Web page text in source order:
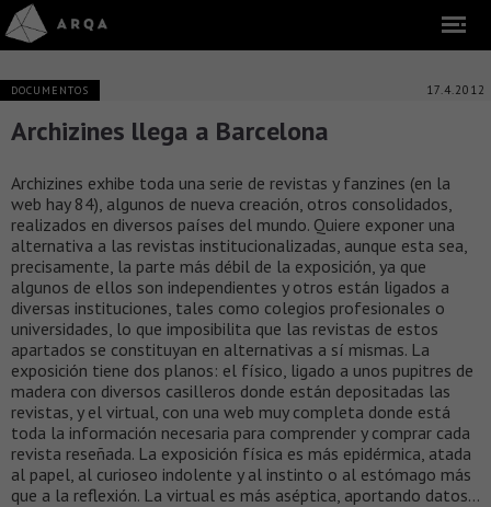
DOCUMENTOS 17.4.2012
Archizines llega a Barcelona
Archizines exhibe toda una serie de revistas y fanzines (en la
web hay 84), algunos de nueva creación, otros consolidados,
realizados en diversos países del mundo. Quiere exponer una
alternativa a las revistas institucionalizadas, aunque esta sea,
precisamente, la parte más débil de la exposición, ya que
algunos de ellos son independientes y otros están ligados a
diversas instituciones, tales como colegios profesionales o
universidades, lo que imposibilita que las revistas de estos
apartados se constituyan en alternativas a sí mismas. La
exposición tiene dos planos: el físico, ligado a unos pupitres de
madera con diversos casilleros donde están depositadas las
revistas, y el virtual, con una web muy completa donde está
toda la información necesaria para comprender y comprar cada
revista reseñada. La exposición física es más epidérmica, atada
al papel, al curioseo indolente y al instinto o al estómago más
que a la reflexión. La virtual es más aséptica, aportando datos…